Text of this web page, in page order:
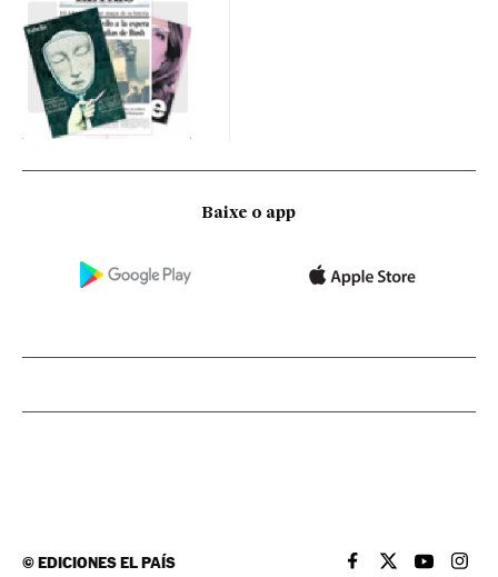
Baixe o app
©EDICIONES EL PAÍS EL PAÍS BRASIL EN
EL PAÍSEL PAÍS
EL